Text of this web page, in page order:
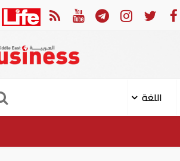
الدبلوماسية لمعالجة القضايا
اللغة